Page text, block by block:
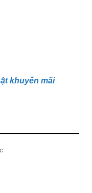
khuyến mãi